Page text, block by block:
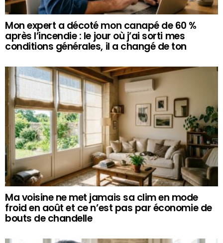
Mon expert a décoté mon canapé de 60 %
après l’incendie : le jour où j’ai sorti mes
conditions générales, il a changé de ton
Ma voisine ne met jamais sa clim en mode
froid en août et ce n’est pas par économie de
bouts de chandelle